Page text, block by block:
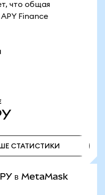
что общая
Finance
СТАТИСТИКИ
в MetaMask